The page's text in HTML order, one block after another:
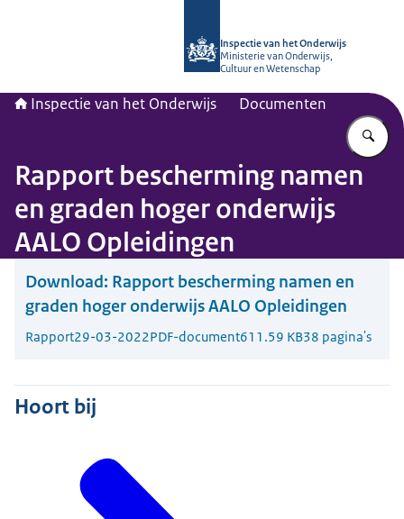
Inspectie van het Onderwijs
Ministerie van Onderwijs,
Cultuur en Wetenschap
Inspectie van het Onderwijs Documenten
Rapport bescherming namen
en graden hoger onderwijs
AALO Opleidingen
Download: Rapport bescherming namen en
graden hoger onderwijs AALO Opleidingen
Rapport29-03-2022PDF-document611.59 KB38 pagina's
Hoort bij